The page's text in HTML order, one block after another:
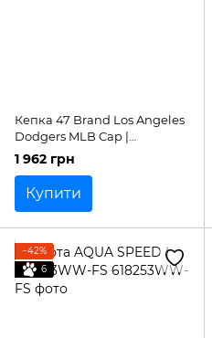
Кепка 47 Brand Los Angeles
Dodgers MLB Cap |
CONDT12GWS-BK
1 962 грн
Купити
−42%
6